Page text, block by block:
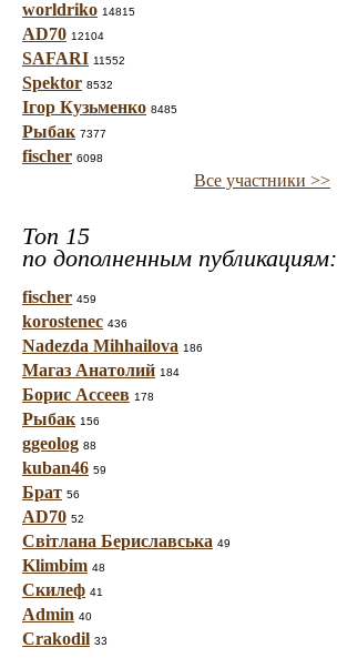
worldriko 14815
AD70 12104
SAFARI 11552
Spektor 8532
Ігор Кузьменко 8485
Рыбак 7377
fischer 6098
Все участники >>
Топ 15
по дополненным публикациям:
fischer 459
korostenec 436
Nadezda Mihhailova 186
Магаз Анатолий 184
Борис Ассеев 178
Рыбак 156
ggeolog 88
kuban46 59
Брат 56
AD70 52
Світлана Бериславська 49
Klimbim 48
Скилеф 41
Admin 40
Crakodil 33